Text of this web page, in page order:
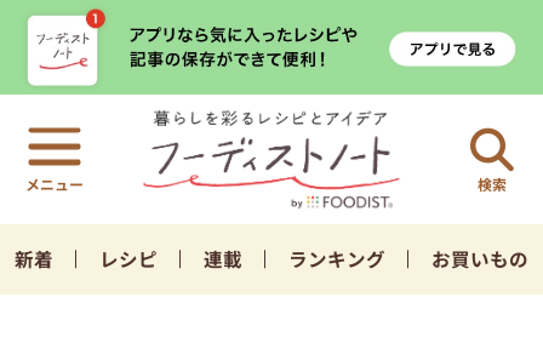
検索
新着 レシピ 連載 ランキング お買いもの